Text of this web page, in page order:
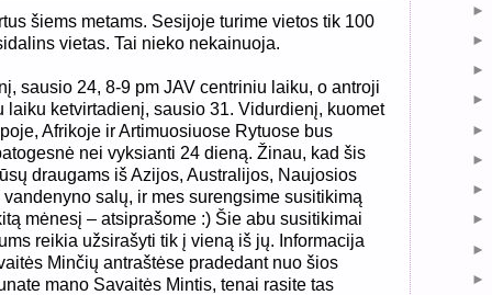
šiems metams. Sesijoje turime vietos tik 100
vietas. Tai nieko nekainuoja.
sausio 24, 8-9 pm JAV centriniu laiku, o antroji
laiku ketvirtadienį, sausio 31. Vidurdienį, kuomet
Afrikoje ir Artimuosiuose Rytuose bus
nei vyksianti 24 dieną. Žinau, kad šis
draugams iš Azijos, Australijos, Naujosios
salų, ir mes surengsime susitikimą
mėnesį – atsiprašome :) Šie abu susitikimai
reikia užsirašyti tik į vieną iš jų. Informacija
Minčių antraštėse pradedant nuo šios
mano Savaitės Mintis, tenai rasite tas